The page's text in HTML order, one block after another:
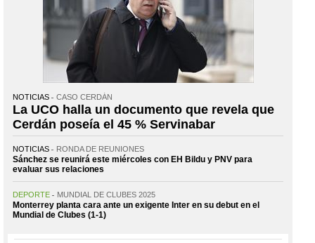
NOTICIAS CASO CERDÁN
La UCO halla un documento que revela que
Cerdán poseía el 45 % Servinabar
NOTICIAS RONDA DE REUNIONES
Sánchez se reunirá este miércoles con EH Bildu y PNV para
evaluar sus relaciones
DEPORTE MUNDIAL DE CLUBES 2025
Monterrey planta cara ante un exigente Inter en su debut en el
Mundial de Clubes (1-1)